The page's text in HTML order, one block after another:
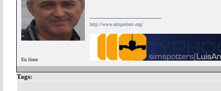
En línea
http://www.airspotters.org/
Tags: